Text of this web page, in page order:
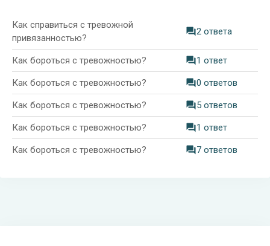
Как справиться с тревожной
привязанностью?
2 ответа
Как бороться с тревожностью? 1 ответ
Как бороться с тревожностью? 0 ответов
Как бороться с тревожностью? 5 ответов
Как бороться с тревожностью? 1 ответ
Как бороться с тревожностью? 7 ответов